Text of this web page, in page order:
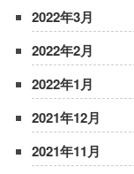
2022年3月
2022年2月
2022年1月
2021年12月
2021年11月